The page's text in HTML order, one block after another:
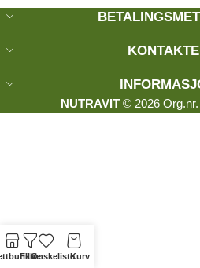
NUTRAVIT © 2026
FiltreØnskelisteKurv